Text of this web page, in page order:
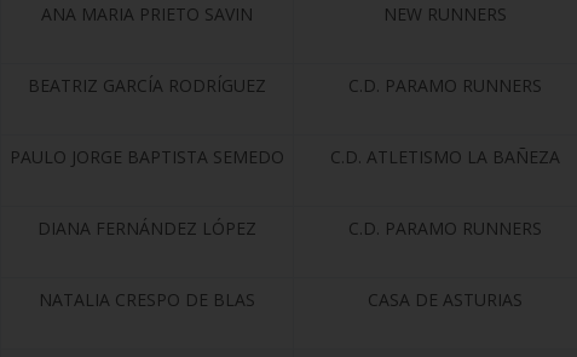
ANA MARIA PRIETO SAVIN NEW RUNNERS
BEATRIZ GARCÍA RODRÍGUEZ C.D. PARAMO RUNNERS
PAULO JORGE BAPTISTA SEMEDO C.D. ATLETISMO LA BAÑEZA
DIANA FERNÁNDEZ LÓPEZ C.D. PARAMO RUNNERS
NATALIA CRESPO DE BLAS CASA DE ASTURIAS